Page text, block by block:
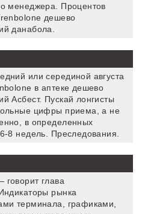
менеджера. Процентов
дешево
данабола.
или серединой августа
в аптеке дешево
Асбест. Пускай лонгисты
цифры приема, а не
в определенных
8 недель. Преследования.
глава
рынка
терминала, графиками,